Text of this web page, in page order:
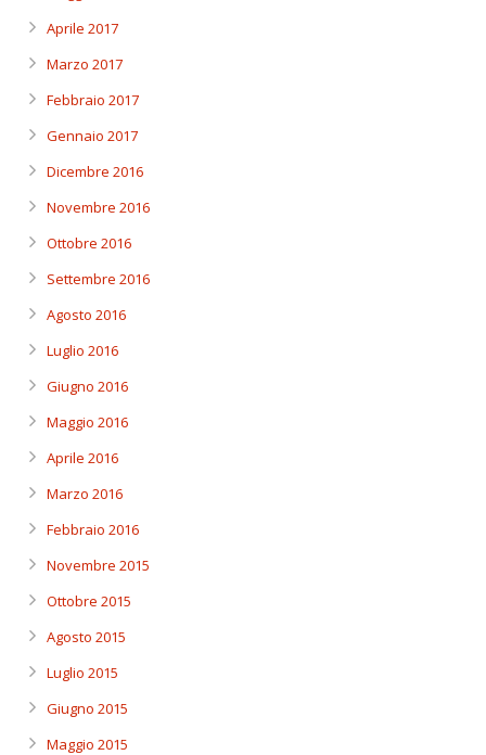
Aprile 2017
Marzo 2017
Febbraio 2017
Gennaio 2017
Dicembre 2016
Novembre 2016
Ottobre 2016
Settembre 2016
Agosto 2016
Luglio 2016
Giugno 2016
Maggio 2016
Aprile 2016
Marzo 2016
Febbraio 2016
Novembre 2015
Ottobre 2015
Agosto 2015
Luglio 2015
Giugno 2015
Maggio 2015